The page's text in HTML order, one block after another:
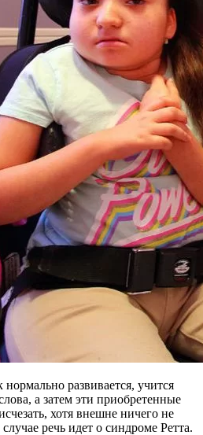
нормально развивается, учится
а затем эти приобретенные
хотя внешне ничего не
речь идет о синдроме Ретта.